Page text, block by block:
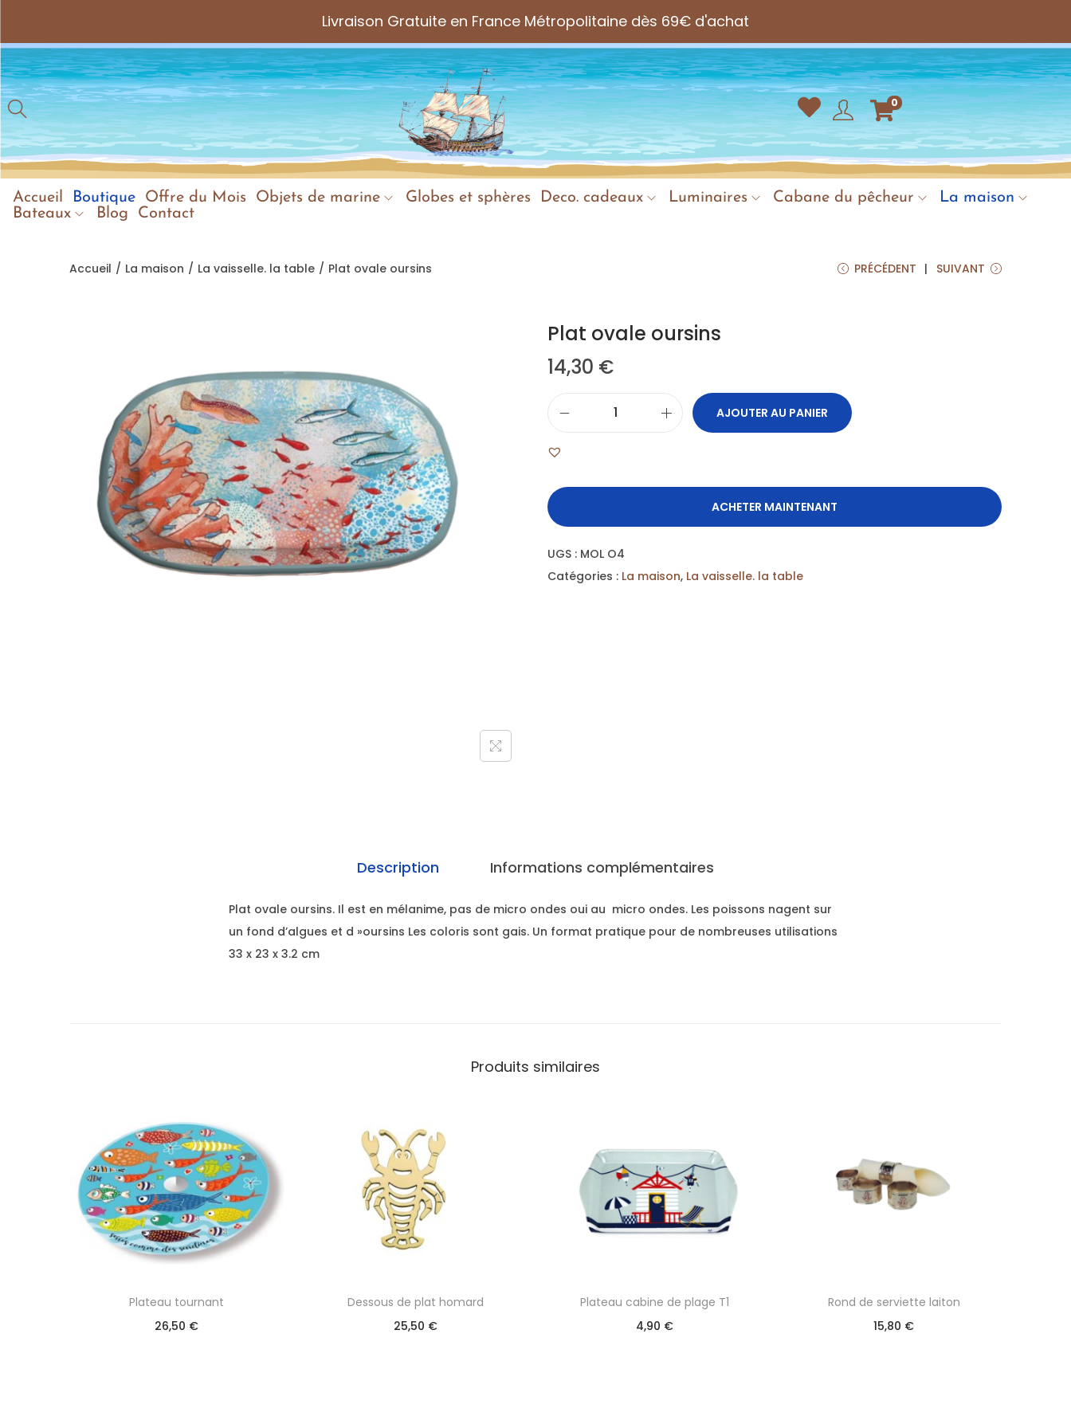
Livraison Gratuite en France Métropolitaine dès 69€ d'achat
0
Accueil Boutique Offre du Mois Objets de marine Globes et sphères Deco. cadeaux Luminaires Cabane du pêcheur
La maison
Bateaux
Blog Contact
Accueil / La maison / La vaisselle. la table / Plat ovale oursins PRÉCÉDENT SUIVANT
Plat ovale oursins
14,30 €
AJOUTER AU PANIER
ACHETER MAINTENANT
UGS : MOL O4
Catégories : La maison, La vaisselle. la table
Description Informations complémentaires
Plat ovale oursins. Il est en mélanime, pas de micro ondes oui au micro ondes. Les poissons nagent sur
un fond d’algues et d »oursins Les coloris sont gais. Un format pratique pour de nombreuses utilisations
33 x 23 x 3.2 cm
Produits similaires
Plateau tournant
26,50 €
Dessous de plat homard
25,50 €
Plateau cabine de plage T1
4,90 €
Rond de serviette laiton
15,80 €